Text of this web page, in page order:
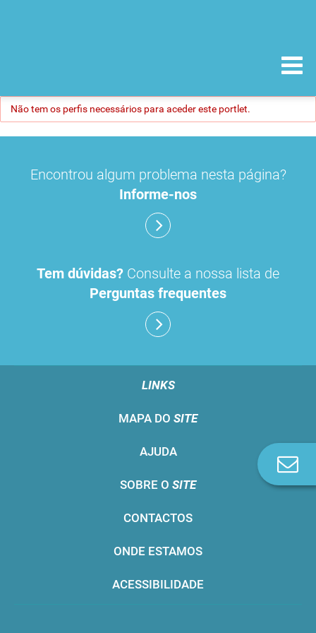
Não tem os perfis necessários para aceder este portlet.
Encontrou algum problema nesta página?
Informe-nos
Tem dúvidas? Consulte a nossa lista de
Perguntas frequentes
LINKS
MAPA DO SITE
AJUDA
SOBRE O SITE
CONTACTOS
ONDE ESTAMOS
ACESSIBILIDADE